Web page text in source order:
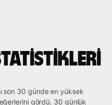
istatistikleri
son 30 günde en yüksek
gördü. 30 günlük